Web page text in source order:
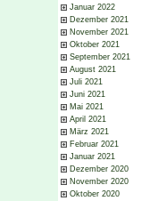
Januar 2022
Dezember 2021
November 2021
Oktober 2021
September 2021
August 2021
Juli 2021
Juni 2021
Mai 2021
April 2021
März 2021
Februar 2021
Januar 2021
Dezember 2020
November 2020
Oktober 2020